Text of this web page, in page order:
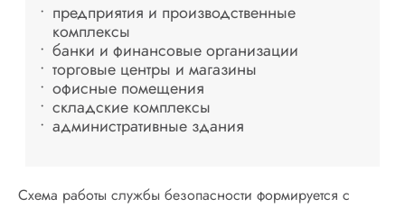
предприятия и производственные
комплексы
банки и финансовые организации
торговые центры и магазины
офисные помещения
складские комплексы
административные здания
Схема работы службы безопасности формируется с